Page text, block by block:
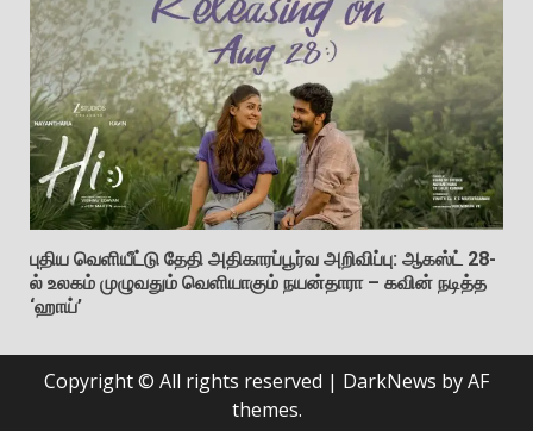
புதிய வெளியீட்டு தேதி அதிகாரப்பூர்வ அறிவிப்பு: ஆகஸ்ட் 28-
ல் உலகம் முழுவதும் வெளியாகும் நயன்தாரா – கவின் நடித்த
‘ஹாய்’
Copyright © All rights reserved | DarkNews by AF
themes.